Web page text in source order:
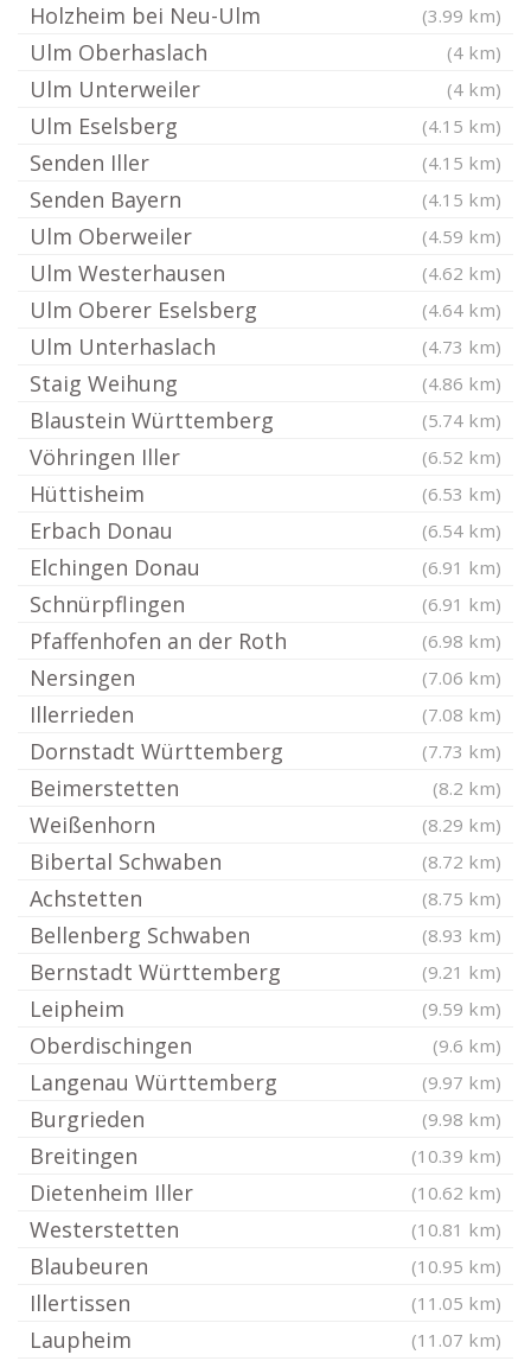
Holzheim bei Neu-Ulm (3.99 km)
Ulm Oberhaslach (4 km)
Ulm Unterweiler (4 km)
Ulm Eselsberg (4.15 km)
Senden Iller (4.15 km)
Senden Bayern (4.15 km)
Ulm Oberweiler (4.59 km)
Ulm Westerhausen (4.62 km)
Ulm Oberer Eselsberg (4.64 km)
Ulm Unterhaslach (4.73 km)
Staig Weihung (4.86 km)
Blaustein Württemberg (5.74 km)
Vöhringen Iller (6.52 km)
Hüttisheim (6.53 km)
Erbach Donau (6.54 km)
Elchingen Donau (6.91 km)
Schnürpflingen (6.91 km)
Pfaffenhofen an der Roth (6.98 km)
Nersingen (7.06 km)
Illerrieden (7.08 km)
Dornstadt Württemberg (7.73 km)
Beimerstetten (8.2 km)
Weißenhorn (8.29 km)
Bibertal Schwaben (8.72 km)
Achstetten (8.75 km)
Bellenberg Schwaben (8.93 km)
Bernstadt Württemberg (9.21 km)
Leipheim (9.59 km)
Oberdischingen (9.6 km)
Langenau Württemberg (9.97 km)
Burgrieden (9.98 km)
Breitingen (10.39 km)
Dietenheim Iller (10.62 km)
Westerstetten (10.81 km)
Blaubeuren (10.95 km)
Illertissen (11.05 km)
Laupheim (11.07 km)